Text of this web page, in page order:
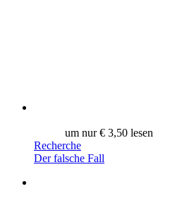
um nur € 3,50 lesen
Recherche
Der falsche Fall